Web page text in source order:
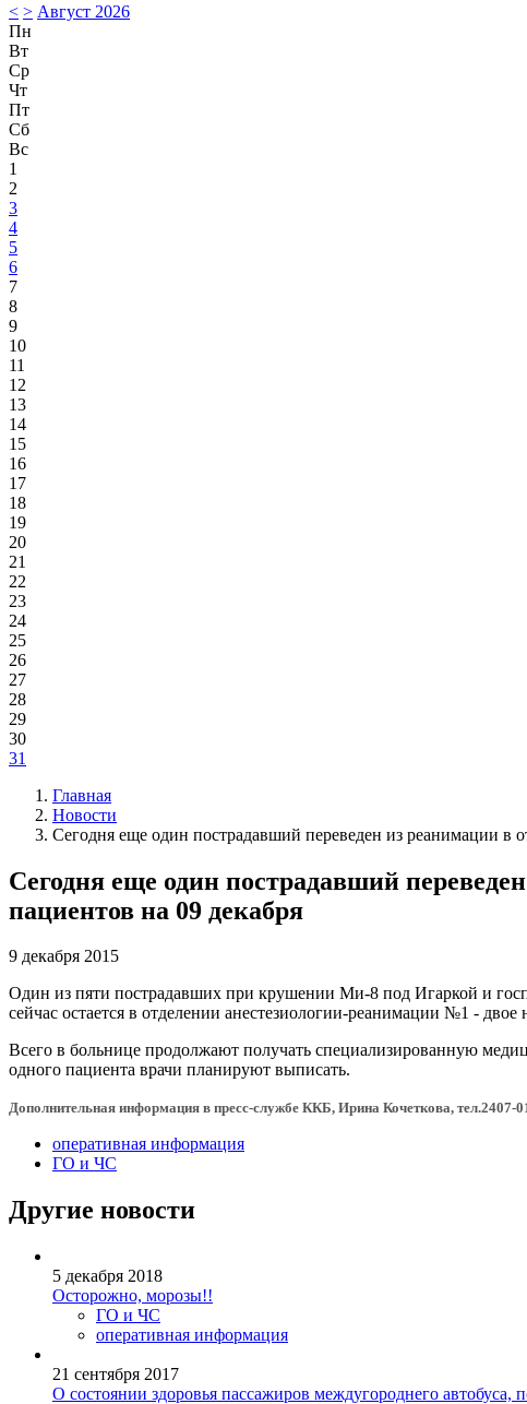
< > Август 2026
Пн
Вт
Ср
Чт
Пт
Сб
Вс
1
2
3
4
5
6
7
8
9
10
11
12
13
14
15
16
17
18
19
20
21
22
23
24
25
26
27
28
29
30
31
Главная
Новости
Сегодня еще один пострадавший переведен из реанимации в
Сегодня еще один пострадавший
пациентов на 09 декабря
9 декабря 2015
Один из пяти пострадавших при крушении Ми-8 под Игаркой и
сейчас остается в отделении анестезиологии-реанимации №1 -
Всего в больнице продолжают получать специализированную
одного пациента врачи планируют выписать.
Дополнительная информация в пресс-службе ККБ, Ирина Кочеткова, тел.2407-
оперативная информация
ГО и ЧС
Другие новости
5 декабря 2018
Осторожно, морозы!!
ГО и ЧС
оперативная информация
21 сентября 2017
О состоянии здоровья пассажиров междугороднего